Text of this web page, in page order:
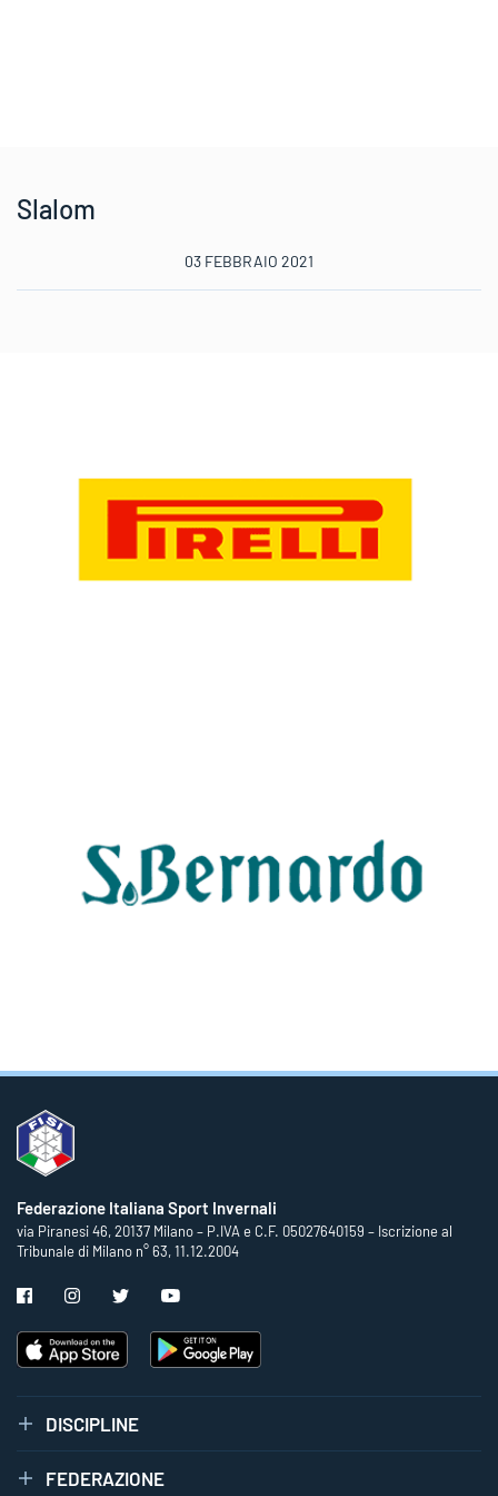
Slalom
03 FEBBRAIO 2021
Federazione Italiana Sport Invernali
via Piranesi 46, 20137 Milano – P.IVA e C.F. 05027640159 – Iscrizione al
Tribunale di Milano n° 63, 11.12.2004
DISCIPLINE
FEDERAZIONE